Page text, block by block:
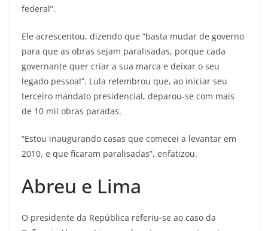
federal”.
Ele acrescentou, dizendo que “basta mudar de governo
para que as obras sejam paralisadas, porque cada
governante quer criar a sua marca e deixar o seu
legado pessoal”. Lula relembrou que, ao iniciar seu
terceiro mandato presidencial, deparou-se com mais
de 10 mil obras paradas.
“Estou inaugurando casas que comecei a levantar em
2010, e que ficaram paralisadas”, enfatizou.
Abreu e Lima
O presidente da República referiu-se ao caso da